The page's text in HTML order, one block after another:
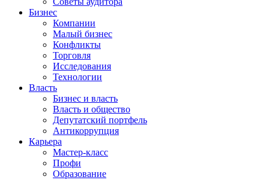
Бизнес
Компании
Малый бизнес
Конфликты
Торговля
Исследования
Технологии
Власть
Бизнес и власть
Власть и общество
Депутатский портфель
Антикоррупция
Карьера
Мастер-класс
Профи
Образование